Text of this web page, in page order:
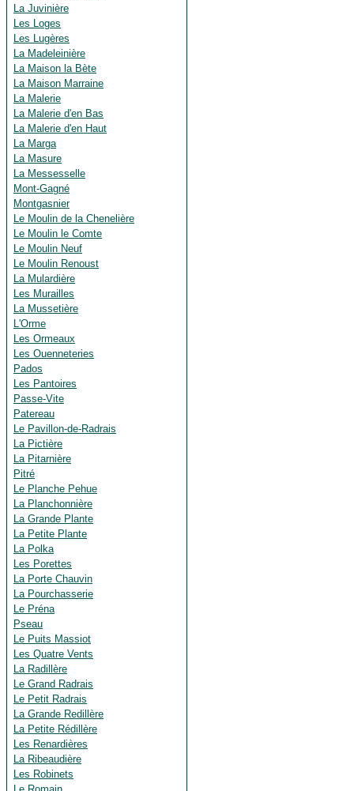
La Juvinière
Les Loges
Les Lugères
La Madeleinière
La Maison la Bète
La Maison Marraine
La Malerie
La Malerie d'en Bas
La Malerie d'en Haut
La Marga
La Masure
La Messesselle
Mont-Gagné
Montgasnier
Le Moulin de la Chenelière
Le Moulin le Comte
Le Moulin Neuf
Le Moulin Renoust
La Mulardière
Les Murailles
La Mussetière
L'Orme
Les Ormeaux
Les Ouenneteries
Pados
Les Pantoires
Passe-Vite
Patereau
Le Pavillon-de-Radrais
La Pictière
La Pitarnière
Pitré
Le Planche Pehue
La Planchonnière
La Grande Plante
La Petite Plante
La Polka
Les Porettes
La Porte Chauvin
La Pourchasserie
Le Préna
Pseau
Le Puits Massiot
Les Quatre Vents
La Radillère
Le Grand Radrais
Le Petit Radrais
La Grande Redillère
La Petite Rédillère
Les Renardières
La Ribeaudière
Les Robinets